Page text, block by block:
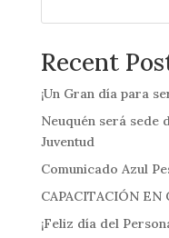
Recent
¡Un Gran día para
Neuquén será sede
Juventud
Comunicado Azul
CAPACITACIÓN EN
¡Feliz día del